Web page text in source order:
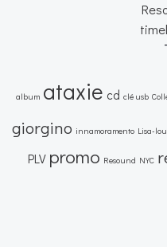
album ataxie cd clé usb
giorgino innamoramento Lisa-
PLV promo Resound NYC